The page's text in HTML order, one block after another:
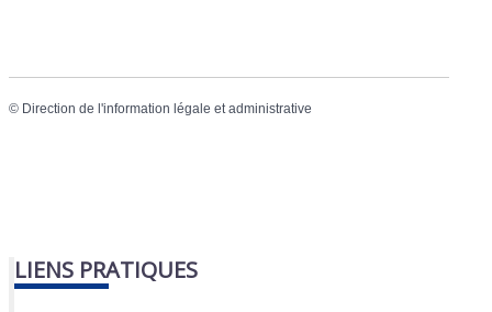
© Direction de l'information légale et administrative
LIENS PRATIQUES